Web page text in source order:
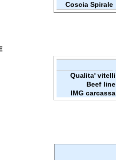
Coscia Spirale
Qualita' vitelli
Beef line
IMG carcassa